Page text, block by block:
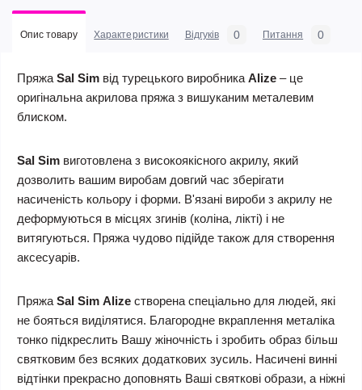
Опис товару Характеристики Відгуків 0 Питання 0
Пряжа Sal Sim від турецького виробника Alize – це
оригінальна акрилова пряжа з вишуканим металевим
блиском.
Sal Sim виготовлена з високоякісного акрилу, який
дозволить вашим виробам довгий час зберігати
насиченість кольору і форми. В'язані вироби з акрилу не
деформуються в місцях згинів (коліна, лікті) і не
витягуються. Пряжа чудово підійде також для створення
аксесуарів.
Пряжа Sal Sim Alize створена спеціально для людей, які
не бояться виділятися. Благородне вкраплення металіка
тонко підкреслить Вашу жіночність і зробить образ більш
святковим без всяких додаткових зусиль. Насичені винні
відтінки прекрасно доповнять Ваші святкові образи, а ніжні